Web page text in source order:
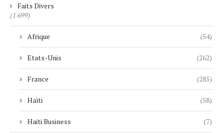
Faits Divers
(1 699)
Afrique (54)
Etats-Unis (262)
France (285)
Haïti (58)
Haiti Business (7)